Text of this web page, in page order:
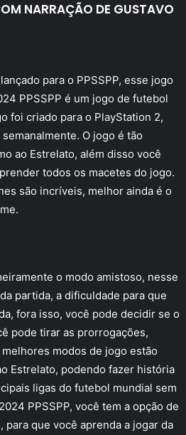
NARRAÇÃO DE GUSTAVO
para o PPSSPP, esse jogo
PPSSPP é um jogo de futebol
foi criado para o PlayStation 2,
O jogo é tão
ao Estrelato, além disso você
todos os macetes do jogo.
são incríveis, melhor ainda é o
o modo amistoso, nesse
partida, a dificuldade para que
fora isso, você pode decidir se o
pode tirar as prorrogações,
modos de jogo estão
Estrelato, podendo fazer história
ligas do futebol mundial sem
PPSSPP, você tem a opção de
que você aprenda a jogar da